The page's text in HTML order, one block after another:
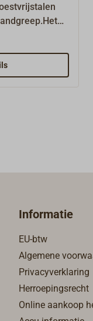
voor het
mes is
naden in het
Informatie
EU-btw
Algemene
Privacyverklaring
Herroepingsrecht
Online aankoop